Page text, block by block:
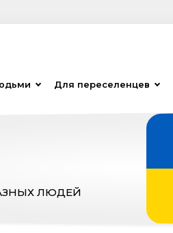
Для переселенцев
ЛЮДЕЙ